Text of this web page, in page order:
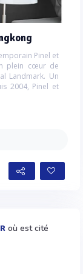
Pinel et
plein cœur de
Landmark. Un
2004, Pinel et
où est cité